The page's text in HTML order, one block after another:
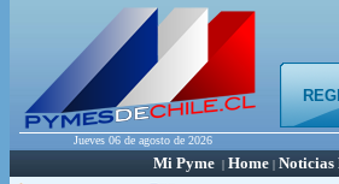
Jueves 06 de agosto de 2026
Mi Pyme | Home | Noticias